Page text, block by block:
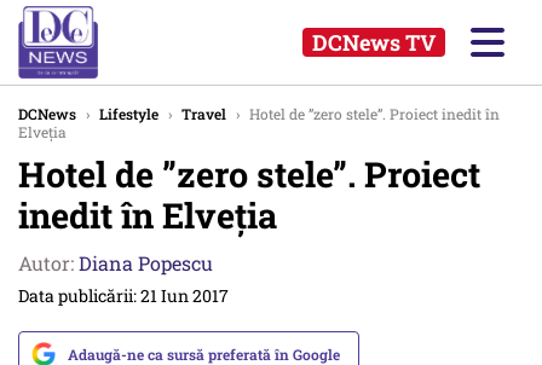
DCNews TV
DCNews › Lifestyle › Travel › Hotel de ”zero stele”. Proiect inedit în
Elveția
Hotel de ”zero stele”. Proiect
inedit în Elveția
Autor:Diana Popescu
Data publicării: 21 Iun 2017
Adaugă-ne ca sursă preferată în Google